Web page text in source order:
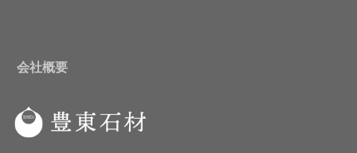
会社概要